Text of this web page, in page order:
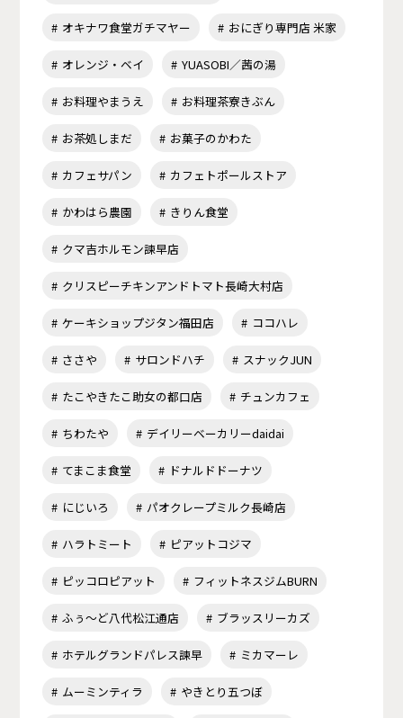
オキナワ食堂ガチマヤー おにぎり専門店 米家
オレンジ・ベイ YUASOBI／茜の湯
お料理やまうえ お料理茶寮きぶん
お茶処しまだ お菓子のかわた
カフェサパン カフェトポールストア
かわはら農園 きりん食堂
クマ吉ホルモン諫早店
クリスピーチキンアンドトマト長崎大村店
ケーキショップジタン福田店 ココハレ
ささや サロンドハチ スナックJUN
たこやきたこ助女の都口店 チュンカフェ
ちわたや デイリーベーカリーdaidai
てまこま食堂 ドナルドドーナツ
にじいろ パオクレープミルク長崎店
ハラトミート ピアットコジマ
ピッコロピアット フィットネスジムBURN
ふぅ～ど八代松江通店 ブラッスリーカズ
ホテルグランドパレス諫早 ミカマーレ
ムーミンティラ やきとり五つぼ